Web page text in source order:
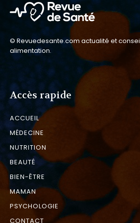
© Revuedesante.com actualité et
alimentation.
Accès rapide
ACCUEIL
MÉDECINE
NUTRITION
BEAUTÉ
BIEN-ÊTRE
MAMAN
PSYCHOLOGIE
CONTACT